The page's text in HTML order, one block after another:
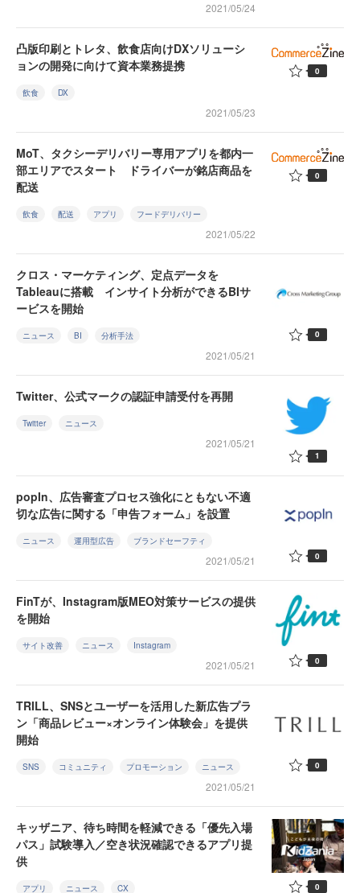
2021/05/24
凸版印刷とトレタ、飲食店向けDXソリューシ
ョンの開発に向けて資本業務提携
飲食 DX
2021/05/23
0
MoT、タクシーデリバリー専用アプリを都内一
部エリアでスタート ドライバーが銘店商品を
配送
飲食 配送 アプリ フードデリバリー
2021/05/22
0
クロス・マーケティング、定点データを
Tableauに搭載 インサイト分析ができるBIサ
ービスを開始
ニュース BI 分析手法
2021/05/21
0
Twitter、公式マークの認証申請受付を再開
Twitter ニュース
2021/05/21
1
popIn、広告審査プロセス強化にともない不適
切な広告に関する「申告フォーム」を設置
ニュース 運用型広告 ブランドセーフティ
2021/05/21 0
FinTが、Instagram版MEO対策サービスの提供
を開始
サイト改善 ニュース Instagram
2021/05/21 0
TRILL、SNSとユーザーを活用した新広告プラ
ン「商品レビュー×オンライン体験会」を提供
開始
SNS コミュニティ プロモーション ニュース
2021/05/21
0
キッザニア、待ち時間を軽減できる「優先入場
パス」試験導入／空き状況確認できるアプリ提
供
アプリ ニュース CX 0